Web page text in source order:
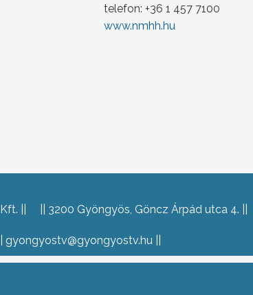
telefon: +36 1 457 7100
www.nmhh.hu
3200 Gyöngyös, Göncz Árpád utca 4.
gyongyostv@gyongyostv.hu